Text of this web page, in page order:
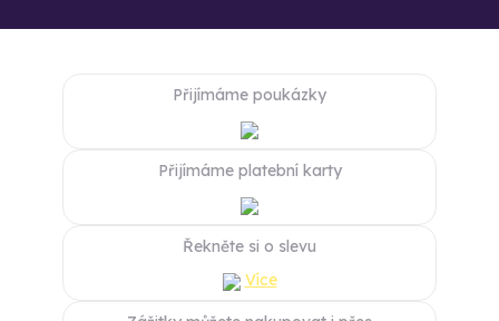
Přijímáme poukázky
Přijímáme platební karty
Řekněte si o slevu
Více